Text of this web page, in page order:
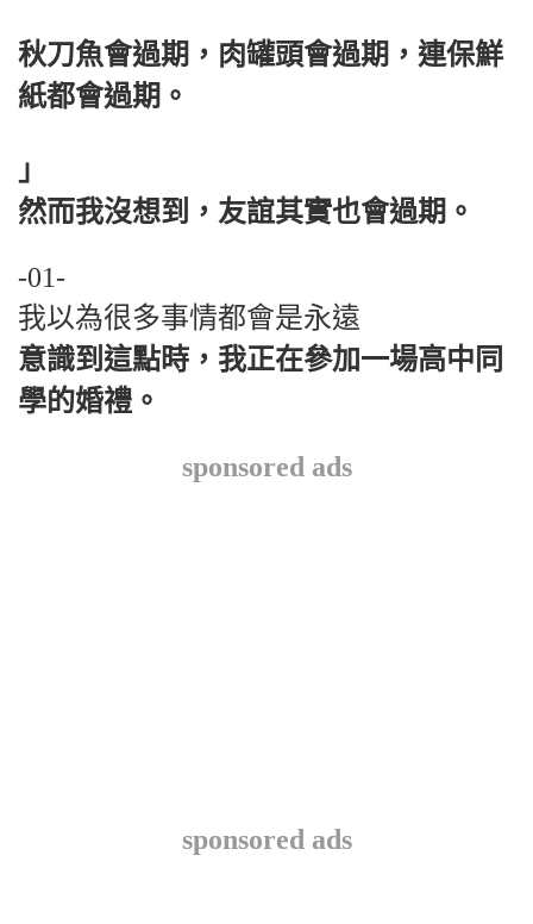
秋刀魚會過期，肉罐頭會過期，連保鮮
紙都會過期。
」
然而我沒想到，友誼其實也會過期。
-01-
我以為很多事情都會是永遠
意識到這點時，我正在參加一場高中同
學的婚禮。
sponsored ads
sponsored ads